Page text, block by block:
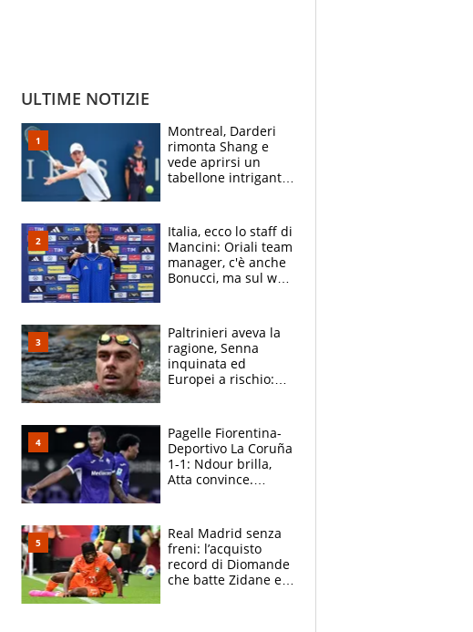
ULTIME NOTIZIE
Montreal, Darderi
rimonta Shang e
vede aprirsi un
tabellone intrigante:
felice del mio livello"
Italia, ecco lo staff di
Mancini: Oriali team
manager, c'è anche
Bonucci, ma sul web
Paltrinieri aveva la
ragione, Senna
inquinata ed
Europei a rischio:
adesso
Pagelle Fiorentina-
Deportivo La Coruña
1-1: Ndour brilla,
Atta convince.
Real Madrid senza
freni: l’acquisto
record di Diomande
che batte Zidane e